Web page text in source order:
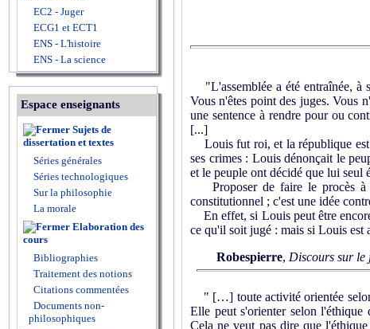
EC2 - Juger
ECG1 et ECT1
ENS - L'histoire
ENS - La science
Espace enseignants
Sujets de
dissertation et textes
Séries générales
Séries technologiques
Sur la philosophie
La morale
Elaboration des
cours
Bibliographies
Traitement des notions
Citations commentées
Documents non-
philosophiques
"L'assemblée a été entraînée, à
Vous n'êtes point des juges. Vous
une sentence à rendre pour ou
[...]
Louis fut roi, et la république est
ses crimes : Louis dénonçait le
et le peuple ont décidé que lui seul
Proposer de faire le procès à
constitutionnel ; c'est une idée
En effet, si Louis peut être
ce qu'il soit jugé : mais si Louis est
Robespierre, Discours sur le
" […] toute activité orientée selon
Elle peut s'orienter selon l'éthique
Cela ne veut pas dire que